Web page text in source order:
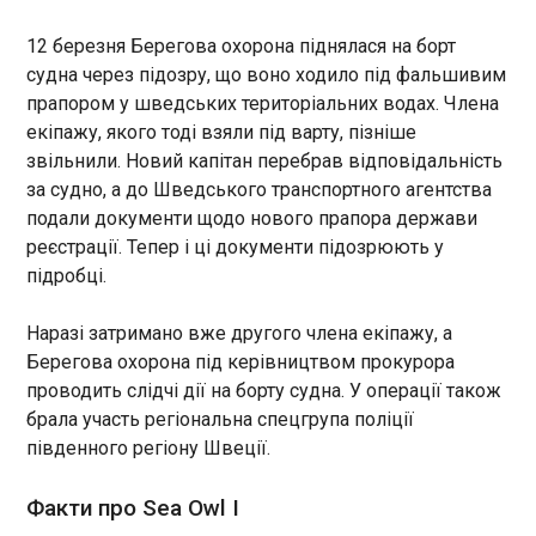
Медісон Кіз (США) 6:1, 2:6, 3:6 Турнір WTA 125 у
Пармі став другим переможним для
Ястремської Новини від Корреспондент.net в
Telegram і WhatsApp. Підписуйтеся на наші
канали https://t.me/korrespondentnet і
WhatsApp
Кубок Англії дістався Манчестер Сіті за
20:49:05
У суботу, 16 травня, відбулася фінальна гра в
рамках Кубка Англії між командами Челсі та
Манчестер Сіті на стадіоні Вемблі в Лондоні.
"Містяни" під керівництвом Пепа Гвардіоли цього
нагородою стала перемога в Кубку Футбольної
ліги. І ось чергова перемога в нинішньому сезоні
ЧИТАТЬ
12 березня Берегова охорона піднялася на борт
судна через підозру, що воно ходило під фальшивим
прапором у шведських територіальних водах. Члена
екіпажу, якого тоді взяли під варту, пізніше
звільнили. Новий капітан перебрав відповідальність
за судно, а до Шведського транспортного агентства
подали документи щодо нового прапора держави
реєстрації. Тепер і ці документи підозрюють у
підробці.
Наразі затримано вже другого члена екіпажу, а
Берегова охорона під керівництвом прокурора
проводить слідчі дії на борту судна. У операції також
брала участь регіональна спецгрупа поліції
південного регіону Швеції.
Факти про Sea Owl I